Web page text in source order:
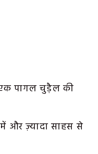
पागल चुड़ैल की
और ज़्यादा साहस से